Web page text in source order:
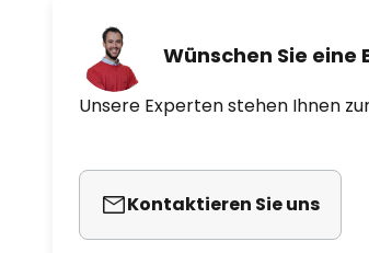
Wünschen Sie eine
Unsere Experten stehen Ihnen
Kontaktieren Sie uns